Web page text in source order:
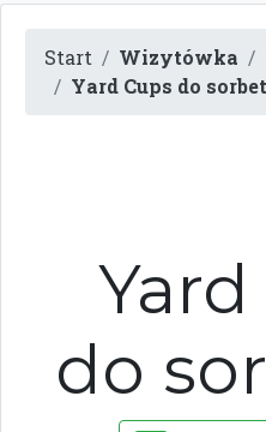
Start Wizytówka
Yard Cups do
do